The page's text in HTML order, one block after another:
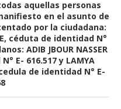
todas aquellas personas
en el asunto de
por la ciudadana:
céduta de identidad N°
ADIB JBOUR NASSER
E- 616.517 y LAMYA
cedula de identidad N° E-